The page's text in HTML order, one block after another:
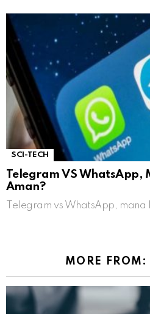
SCI-TECH
Telegram VS WhatsApp,
Aman?
Telegram vs WhatsApp, mana
MORE FROM: